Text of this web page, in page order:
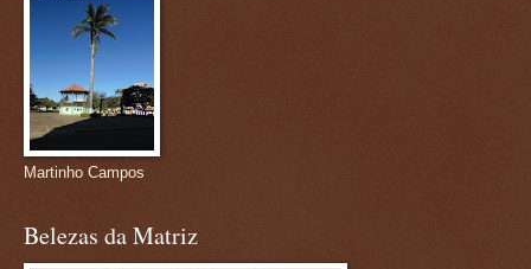
Martinho Campos
Belezas da Matriz